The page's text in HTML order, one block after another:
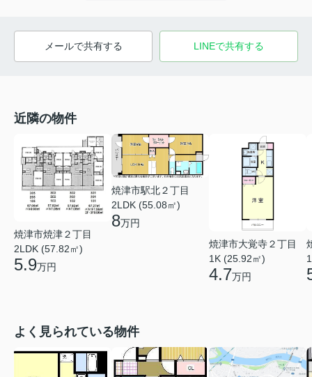
メールで共有する LINEで共有する
近隣の物件
焼津市焼津２丁目
2LDK (57.82㎡)
5.9万円
焼津市駅北２丁目
2LDK (55.08㎡)
8万円
焼津市大覚寺２丁目
1K (25.92㎡)
4.7万円
よく見られている物件